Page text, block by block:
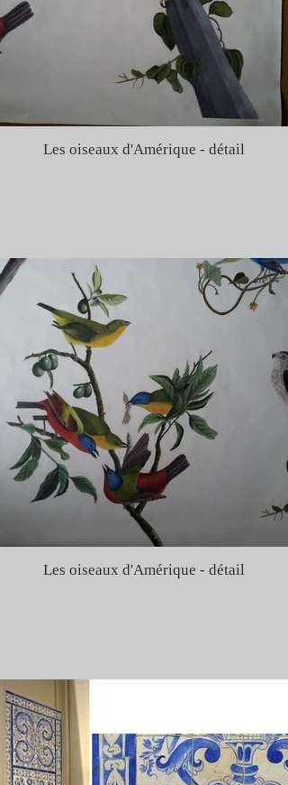
Les oiseaux d'Amérique - détail
Les oiseaux d'Amérique - détail